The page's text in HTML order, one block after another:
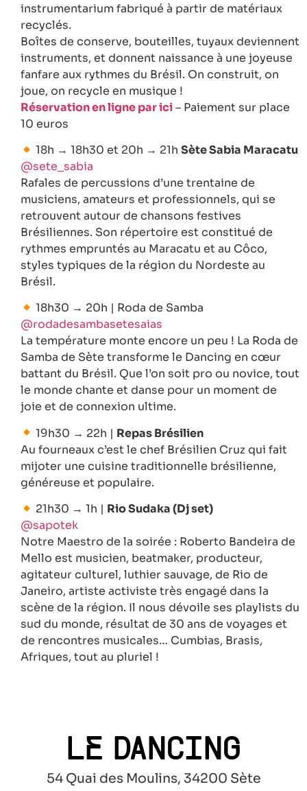
instrumentarium fabriqué à partir de matériaux
recyclés.
Boîtes de conserve, bouteilles, tuyaux deviennent
instruments, et donnent naissance à une joyeuse
fanfare aux rythmes du Brésil. On construit, on
joue, on recycle en musique !
Réservation en ligne par ici– Paiement sur place
10 euros
18h → 18h30 et 20h → 21hSète Sabia Maracatu
@sete_sabia
Rafales de percussions d’une trentaine de
musiciens, amateurs et professionnels, qui se
retrouvent autour de chansons festives
Brésiliennes. Son répertoire est constitué de
rythmes empruntés au Maracatu et au Côco,
styles typiques de la région du Nordeste au
Brésil.
18h30 → 20h | Roda de Samba
@rodadesambasetesaias
La température monte encore un peu ! La Roda de
Samba de Sète transforme le Dancing en cœur
battant du Brésil. Que l’on soit pro ou novice, tout
le monde chante et danse pour un moment de
joie et de connexion ultime.
19h30 → 22h | Repas Brésilien
Au fourneaux c’est le chef Brésilien Cruz qui fait
mijoter une cuisine traditionnelle brésilienne,
généreuse et populaire.
21h30 → 1h | Rio Sudaka (Dj set)
@sapotek
Notre Maestro de la soirée : Roberto Bandeira de
Mello est musicien, beatmaker, producteur,
agitateur culturel, luthier sauvage, de Rio de
Janeiro, artiste activiste très engagé dans la
scène de la région. Il nous dévoile ses playlists du
sud du monde, résultat de 30 ans de voyages et
de rencontres musicales… Cumbias, Brasis,
Afriques, tout au pluriel !
LE DANCING
54 Quai des Moulins, 34200 Sète